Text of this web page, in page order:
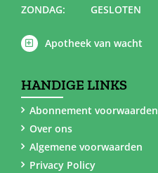
ZONDAG:
GESLOTEN
Apotheek van wacht
HANDIGE LINKS
Abonnement voorwaarden
Over ons
Algemene voorwaarden
Privacy Policy